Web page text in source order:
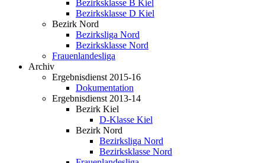
Bezirksklasse B Kiel
Bezirksklasse D Kiel
Bezirk Nord
Bezirksliga Nord
Bezirksklasse Nord
Frauenlandesliga
Archiv
Ergebnisdienst 2015-16
Dokumentation
Ergebnisdienst 2013-14
Bezirk Kiel
D-Klasse Kiel
Bezirk Nord
Bezirksliga Nord
Bezirksklasse Nord